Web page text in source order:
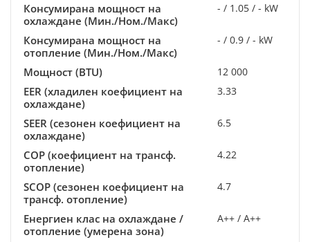
Консумирана мощност на
охлаждане (Мин./Ном./Макс)
- / 1.05 / - kW
Консумирана мощност на
отопление (Мин./Ном./Макс)
- / 0.9 / - kW
Мощност (BTU) 12 000
EER (хладилен коефициент на
охлаждане)
3.33
SEER (сезонен коефициент на
охлаждане)
6.5
COP (коефициент на трансф.
отопление)
4.22
SCOP (сезонен коефициент на
трансф. отопление)
4.7
Енергиен клас на охлаждане /
отопление (умерена зона)
A++ / A++